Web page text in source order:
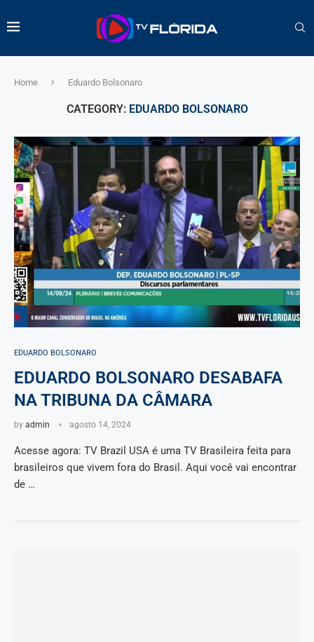
Home Eduardo Bolsonaro
CATEGORY: EDUARDO BOLSONARO
EDUARDO BOLSONARO
EDUARDO BOLSONARO DESABAFA
NA TRIBUNA DA CÂMARA
by admin agosto 14, 2024
Acesse agora: TV Brazil USA é uma TV Brasileira feita para
brasileiros que vivem fora do Brasil. Aqui você vai encontrar
de …